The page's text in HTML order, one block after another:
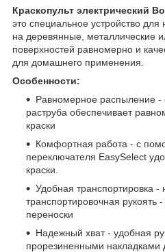
Краскопульт электрический
это специальное устройство для
на деревянные, металлические
поверхностей равномерно и
для домашнего применения.
Особенности:
Равномерное распыление
раструба обеспечивает
краски
Комфортная работа - с
переключателя EasySelect
краски.
Удобная транспортировка -
транспортировочная рукоять
переноски
Надежный хват - удобная
прорезиненными